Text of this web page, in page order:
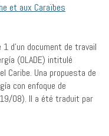
et aux Caraïbes
d’un document de travail
(OLADE) intitulé
Caribe. Una propuesta de
con enfoque de
08). Il a été traduit par